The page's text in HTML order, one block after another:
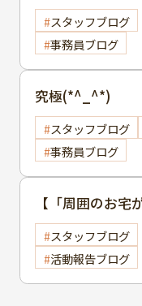
スタッフブログ
事務員ブログ
究極(*^_^*)
スタッフブログ
事務員ブログ
【「周囲のお
もそろそろ・・
討の方へのご提案
スタッフブログ
活動報告ブログ